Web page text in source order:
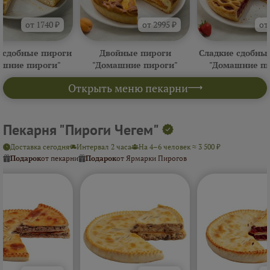
Открыть меню пекарни
от 1740 ₽
пироги
пироги"
от 2995 ₽
Двойные пироги
"Домашние пироги"
от
Сладкие
"Домашние
Пекарня "Пироги Чегем"
Доставка сегодня Интервал 2 часа
На 4–6 человек ≈ 3 500 ₽
Подарокот пекарни Подарокот Ярмарки Пирогов